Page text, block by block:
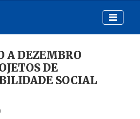
A DEZEMBRO
DE
SOCIAL